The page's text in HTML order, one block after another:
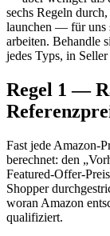
sechs Regeln
launchen — für uns
arbeiten. Behandle
jedes Typs, in
Regel 1 —
Fast jede Amazon-
berechnet: den
Featured-Offer-
Shopper
woran Amazon
qualifiziert.